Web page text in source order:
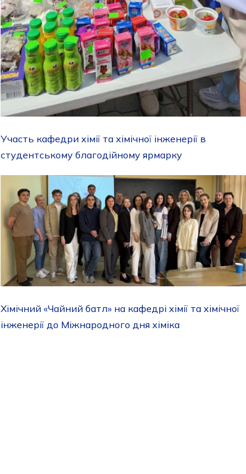
Участь кафедри хімії та хімічної інженерії в
студентському благодійному ярмарку
Хімічний «Чайний батл» на кафедрі хімії та хімічної
інженерії до Міжнародного дня хіміка